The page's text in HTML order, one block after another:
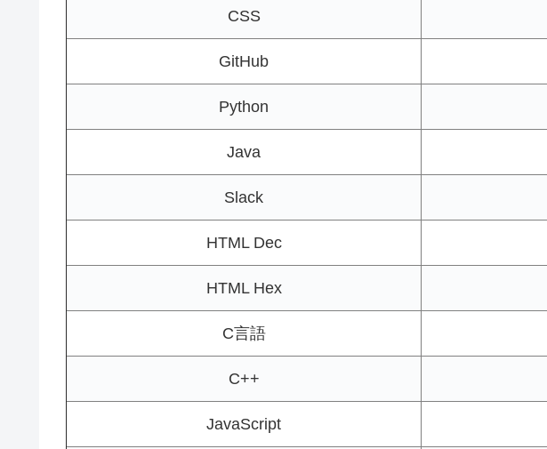
CSS
GitHub
Python
Java
Slack
HTML Dec
HTML Hex
C言語
C++
JavaScript